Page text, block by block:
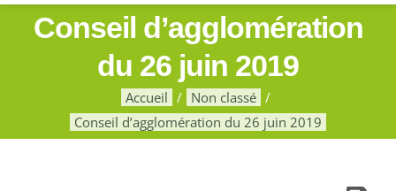
Conseil d’agglomération
du 26 juin 2019
Accueil
Non classé
Conseil d’agglomération du 26 juin 2019